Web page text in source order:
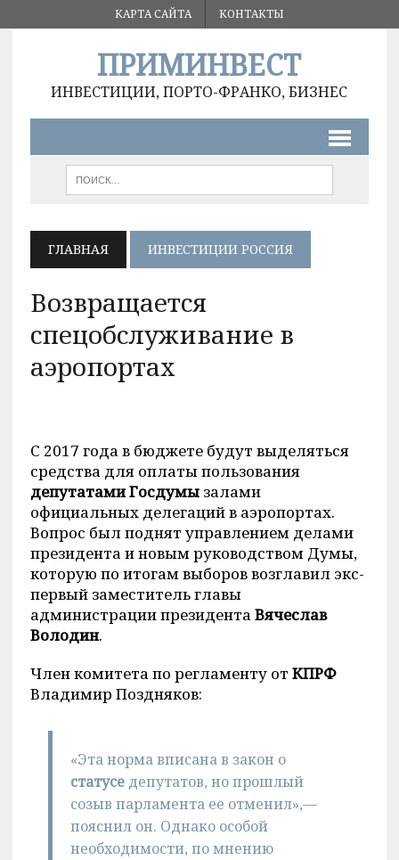
КАРТА САЙТА КОНТАКТЫ
ПРИМИНВЕСТ
ИНВЕСТИЦИИ, ПОРТО-ФРАНКО, БИЗНЕС
ГЛАВНАЯ ИНВЕСТИЦИИ РОССИЯ
Возвращается
спецобслуживание в
аэропортах
С 2017 года в бюджете будут выделяться
средства для оплаты пользования
депутатами Госдумызалами
официальных делегаций в аэропортах.
Вопрос был поднят управлением делами
президента и новым руководством Думы,
которую по итогам выборов возглавил экс-
первый заместитель главы
администрации президента Вячеслав
Володин.
Член комитета по регламенту от КПРФ
Владимир Поздняков:
«Эта норма вписана в закон о
статуседепутатов, но прошлый
созыв парламента ее отменил»,—
пояснил он. Однако особой
необходимости, по мнению